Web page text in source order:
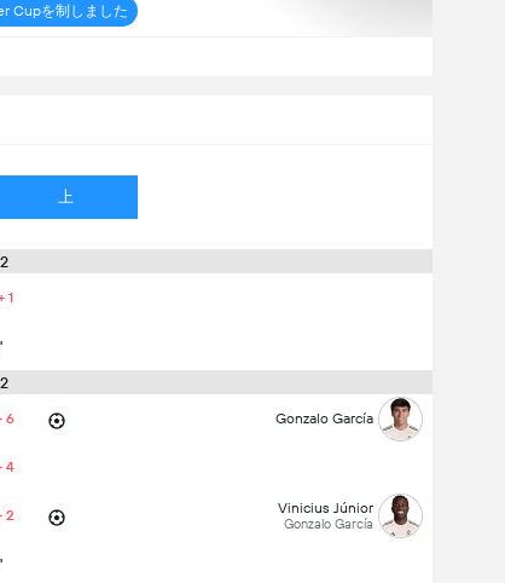
Cupを制しました
上
1
6 Gonzalo García
4
2 Vinicius Júnior
Gonzalo García